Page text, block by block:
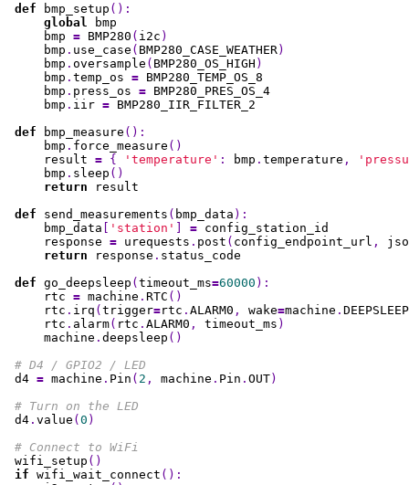
def
bmp_setup ():
global
bmp
bmp = BMP280 ( i2c )
bmp . use_case ( BMP280_CASE_WEATHER)
bmp . oversample ( BMP280_OS_HIGH )
bmp . temp_os = BMP280_TEMP_OS_8
bmp . press_os = BMP280_PRES_OS_4
bmp . iir = BMP280_IIR_FILTER_2
def
bmp_measure ():
bmp . force_measure ()
result = { 'temperature' : bmp . temperature ,
bmp . sleep ()
return
result
def
send_measurements ( bmp_data ):
bmp_data
'station' = config_station_id
response = urequests . post ( config_endpoint_url ,
return
response . status_code
def go_deepsleep ( timeout_ms=60000 ):
rtc = machine . RTC ()
rtc . irq ( trigger=rtc . ALARM0 , wake=machine . DEEPSLEEP
rtc . alarm( rtc . ALARM0 , timeout_ms )
machine . deepsleep ()
d4 = machine . Pin ( 2 , machine . Pin . OUT)
d4 . value ( 0 )
wifi_setup ()
if wifi_wait_connect ():